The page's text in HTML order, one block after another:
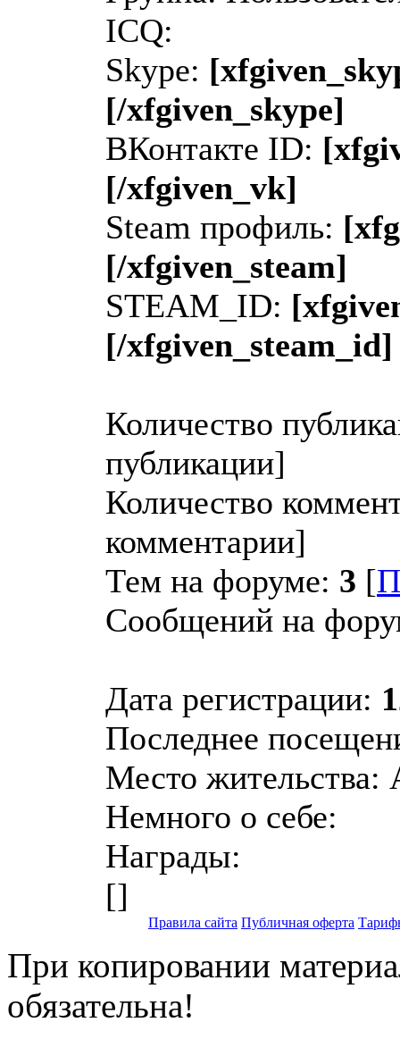
ICQ:
Skype:
[/xfgiven_skype]
ВКонтакте ID:
[/xfgiven_vk]
Steam профиль:
[/xfgiven_steam]
STEAM_ID:
[/xfgiven_steam_id]
Количество
публикации]
Количество
комментарии]
Тем на форуме: 3 [
Сообщений на
Дата регистрации:
Последнее
Место жительства:
Немного о себе:
Награды:
[]
Правила сайта Публичная оферта
При копировании
обязательна!